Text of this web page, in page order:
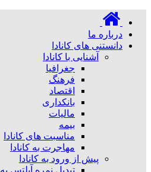
درباره ما
دانستنی های کانادا
آشنایی با کانادا
جغرافیا
فرهنگ
اقتصاد
بانکداری
مالیات
بیمه
مناسبت های کانادا
مهاجرت به کانادا
پیش از ورود به کانادا
تبدیل نمره آیلتس به